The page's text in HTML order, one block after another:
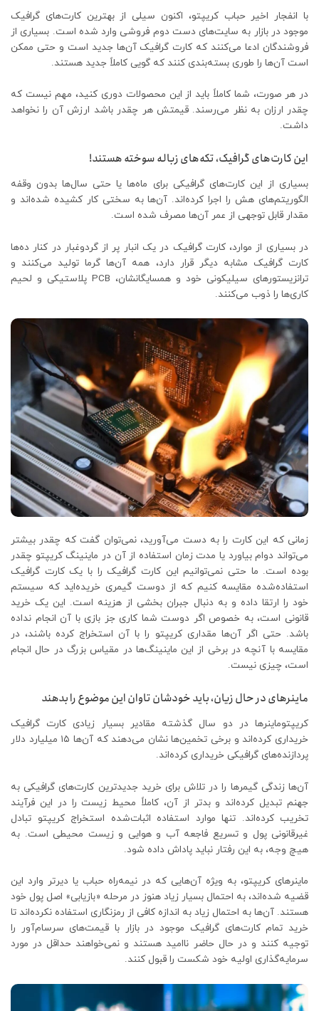
با انفجار اخیر حباب کریپتو، اکنون سیلی از بهترین کارت‌های گرافیک
موجود در بازار به سایت‌های دست دوم فروشی وارد شده است. بسیاری از
فروشندگان ادعا می‌کنند که کارت گرافیک آن‌ها جدید است و حتی ممکن
است آن‌ها را طوری بسته‌بندی کنند که گویی کاملاً جدید هستند.
در هر صورت، شما کاملاً باید از این محصولات دوری کنید، مهم نیست که
چقدر ارزان به نظر می‌رسند. قیمتش هر چقدر باشد ارزش آن را نخواهد
داشت.
این کارت‌های گرافیک، تکه‌های زباله سوخته هستند!
بسیاری از این کارت‌های گرافیکی برای ماه‌ها یا حتی سال‌ها بدون وقفه
الگوریتم‌های هش را اجرا کرده‌اند. آن‌ها به سختی کار کشیده شده‌اند و
مقدار قابل توجهی از عمر آن‌ها مصرف شده است.
در بسیاری از موارد، کارت گرافیک در یک انبار پر از گردوغبار در کنار ده‌ها
کارت گرافیک مشابه دیگر قرار دارد، همه آن‌ها گرما تولید می‌کنند و
ترانزیستورهای سیلیکونی خود و همسایگانشان، PCB پلاستیکی و لحیم
کاری‌ها را ذوب می‌کنند.
زمانی که این کارت را به دست می‌آورید، نمی‌توان گفت که چقدر بیشتر
می‌تواند دوام بیاورد یا مدت زمان استفاده از آن در ماینینگ کریپتو چقدر
بوده است. ما حتی نمی‌توانیم این کارت گرافیک را با یک کارت گرافیک
استفاده‌شده مقایسه کنیم که از دوست گیمری خریده‌اید که سیستم
خود را ارتقا داده و به دنبال جبران بخشی از هزینه است. این یک خرید
قانونی است، به خصوص اگر دوست شما کاری جز بازی با آن انجام نداده
باشد. حتی اگر آن‌ها مقداری کریپتو را با آن استخراج کرده باشند، در
مقایسه با آنچه در برخی از این ماینینگ‌ها در مقیاس بزرگ در حال انجام
است، چیزی نیست.
ماینرهای در حال زیان، باید خودشان تاوان این موضوع را بدهند
کریپتوماینرها در دو سال گذشته مقادیر بسیار زیادی کارت گرافیک
خریداری کرده‌اند و برخی تخمین‌ها نشان می‌دهند که آن‌ها ۱۵ میلیارد دلار
پردازنده‌های گرافیکی خریداری کرده‌اند.
آن‌ها زندگی گیمرها را در تلاش برای خرید جدیدترین کارت‌های گرافیکی به
جهنم تبدیل کرده‌اند و بدتر از آن، کاملاً محیط زیست را در این فرآیند
تخریب کرده‌اند. تنها موارد استفاده اثبات‌شده استخراج کریپتو تبادل
غیرقانونی پول و تسریع فاجعه آب و هوایی و زیست محیطی است. به
هیچ وجه، به این رفتار نباید پاداش داده شود.
ماینرهای کریپتو، به ویژه آن‌هایی که در نیمه‌راه حباب یا دیرتر وارد این
قضیه شده‌اند، به احتمال بسیار زیاد هنوز در مرحله «بازیابی» اصل پول خود
هستند. آن‌ها به احتمال زیاد به اندازه کافی از رمزنگاری استفاده نکرده‌اند تا
خرید تمام کارت‌های گرافیک موجود در بازار با قیمت‌های سرسام‌آور را
توجیه کنند و در حال حاضر ناامید هستند و نمی‌خواهند حداقل در مورد
سرمایه‌گذاری اولیه خود شکست را قبول کنند.